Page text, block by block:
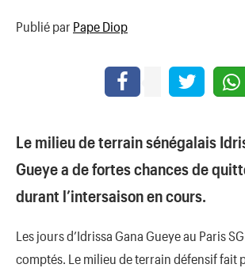
Publié par Pape Diop
Le milieu de terrain sénégalais
Gueye a de fortes chances de
durant l’intersaison en cours.
Les jours d’Idrissa Gana Gueye au Paris
comptés. Le milieu de terrain défensif fait